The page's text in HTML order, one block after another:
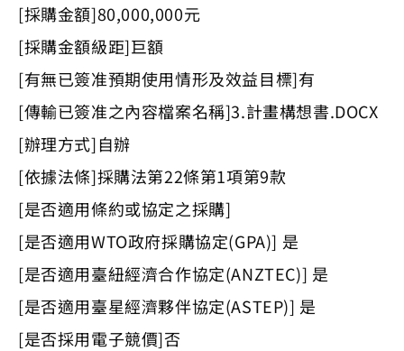
[採購金額]80,000,000元
[採購金額級距]巨額
[有無已簽准預期使用情形及效益目標]有
[傳輸已簽准之內容檔案名稱]3.計畫構想書.DOCX
[辦理方式]自辦
[依據法條]採購法第22條第1項第9款
[是否適用條約或協定之採購]
[是否適用WTO政府採購協定(GPA)] 是
[是否適用臺紐經濟合作協定(ANZTEC)] 是
[是否適用臺星經濟夥伴協定(ASTEP)] 是
[是否採用電子競價]否